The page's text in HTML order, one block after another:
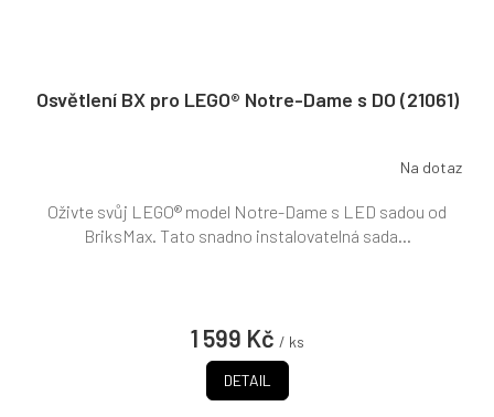
Osvětlení BX pro LEGO® Notre-Dame s DO (21061)
Na dotaz
1 599 Kč / ks
DETAIL
Oživte svůj LEGO® model Notre-Dame s LED sadou od
BriksMax. Tato snadno instalovatelná sada...